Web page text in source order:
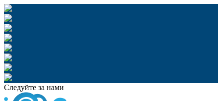
Следуйте за нами